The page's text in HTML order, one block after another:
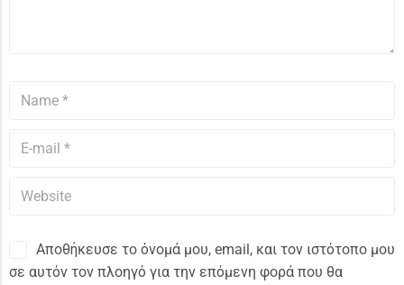
Αποθήκευσε το όνομά μου, email, και τον ιστότοπο μου
σε αυτόν τον πλοηγό για την επόμενη φορά που θα